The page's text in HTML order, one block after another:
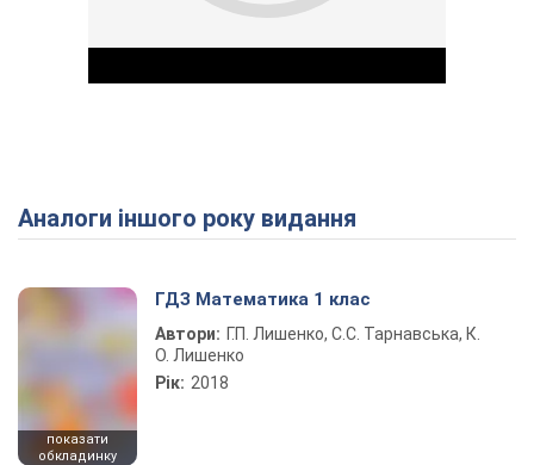
Play Video
Аналоги іншого року видання
показати
обкладинку
ГДЗ Математика 1 клас
Автори: Г.П. Лишенко, С.С. Тарнавська, К.
О. Лишенко
Рік: 2018